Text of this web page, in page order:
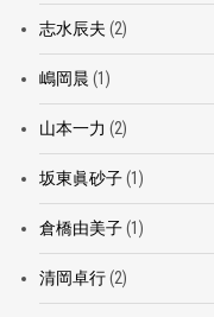
志水辰夫 (2)
嶋岡晨 (1)
山本一力 (2)
坂東眞砂子(1)
倉橋由美子(1)
清岡卓行(2)